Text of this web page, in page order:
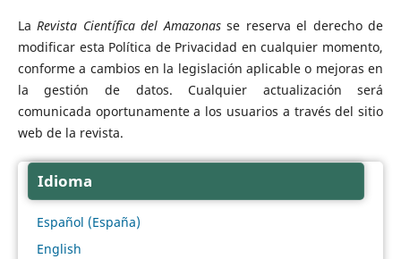
LaRevista Científica del Amazonasse reserva el derecho de
modificar esta Política de Privacidad en cualquier momento,
conforme a cambios en la legislación aplicable o mejoras en
la gestión de datos. Cualquier actualización será
comunicada oportunamente a los usuarios a través del sitio
web de la revista.
Idioma
Español (España)
English